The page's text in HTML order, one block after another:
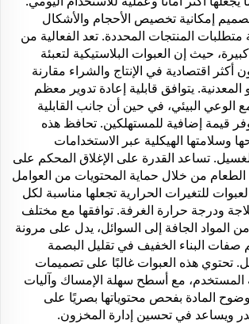
إمكانية تخصيص الأحجام والأشكال
متطلبات المنتجات المحددة. تعد الفعالية من
حيث إن العبوات البلاستيكية لتعبئة
أكثر اقتصادية في الإنتاج والشراء مقارنة
المعدنية. يتوافق قابلية إعادة تدوير معظم
الوعي البيئي، في حين أن جانب القابلية
قيمة إضافية للمستهلكين. تحافظ هذه
وسلامتها الهيكلية عبر الاستخدامات
تساعد القدرة على الإغلاق المحكم على
الطعام من خلال حماية المحتويات من العوامل
للتغيرات الحرارية تجعلها مناسبة لكل
ودرجة حرارة الغرفة. توافقها مع مختلف
من المواد الجافة إلى السوائل، يدل على مرونة
صفات البناء الخفيف في تقليل البصمة
تحتوي هذه العبوات غالبًا على تصميمات
المستخدم، مع أسطح سهلة الإمساك وآليات
المادة بفحص محتوياتها بصريًا على
ويساعد في تحسين إدارة المخزون.